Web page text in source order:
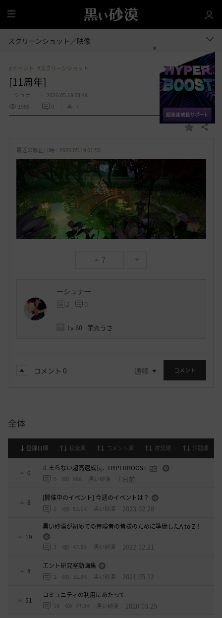
全
体
スクリーンショット／映像
#イベント #スクリーンショット
[11周年]
一シュナ一
2026.05.18 23:48
1958
0 7
お 共有する
最近の修正日時 : 2026.05.19 01:50
7
一シュナ一
2 0
Lv 60 華恋うさ
コメント 0 通報 コメント
全体
登録日順 検索順 コメント順 推奨順 話題順
0
止まらない超高速成長、HYPERBOOST
0 968 黒い砂漠 7 日前
8
[開催中のイベント] 今週のイベントは？
0 53.1K 黒い砂漠 2023.02.28
19
黒い砂漠が初めての冒険者の皆様のために準備したA to Z！
2 43.2K 黒い砂漠 2022.12.21
8
エント研究室動画集
1 32.3K 黒い砂漠 2021.05.12
51
コミュニティの利用にあたって
18 47.8K 黒い砂漠 2020.03.25